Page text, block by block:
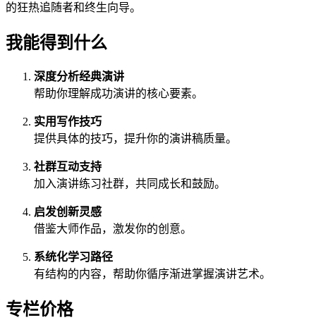
的狂热追随者和终生向导。
我能得到什么
深度分析经典演讲
帮助你理解成功演讲的核心要素。
实用写作技巧
提供具体的技巧，提升你的演讲稿质量。
社群互动支持
加入演讲练习社群，共同成长和鼓励。
启发创新灵感
借鉴大师作品，激发你的创意。
系统化学习路径
有结构的内容，帮助你循序渐进掌握演讲艺术。
专栏价格